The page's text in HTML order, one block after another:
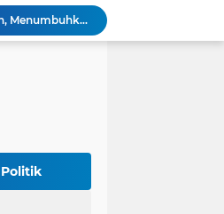
HUT ke-53 Bank Aceh: Momentum Memperkuat Amanah, Menumbuhkan Keberkahan Bagi Aceh
Silaturahmi Lintas Sektor di Kuta Alam, TNI–Polri dan Desa Perkokoh Kebersamaan
Politik